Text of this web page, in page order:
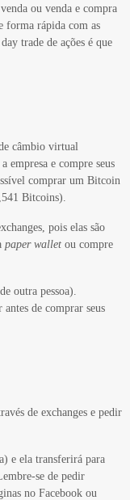
ou venda e compra
forma rápida com as
trade de ações é que
câmbio virtual
empresa e compre seus
comprar um Bitcoin
Bitcoins).
pois elas são
paper wallet ou compre
outra pessoa).
antes de comprar seus
de exchanges e pedir
e ela transferirá para
se de pedir
no Facebook ou